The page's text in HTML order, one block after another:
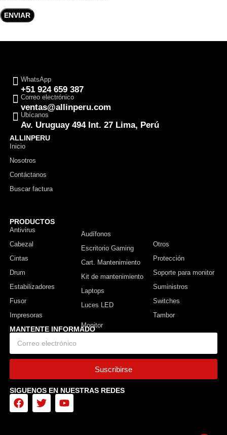
WhatsApp
+51 924 659 387
Correo electrónico
ventas@allinperu.com
Ubícanos
Av. Uruguay 494 Int. 27 Lima, Perú
ALLINPERU
Inicio
Nosotros
Contáctanos
Buscar factura
PRODUCTOS
Antivirus
Cabezal
Cintas
Drum
Estabilizadores
Fusor
Impresoras
Audífonos
Escritorio Gaming
Cart. Mantenimiento
Kit de mantenimiento
Laptops
Luces LED
Otros
Protección
Soporte para monitor
Suministros
Switches
Tambor
MANTENTE INFORMADO
Suscribirse
SIGUENOS EN NUESTRAS REDES